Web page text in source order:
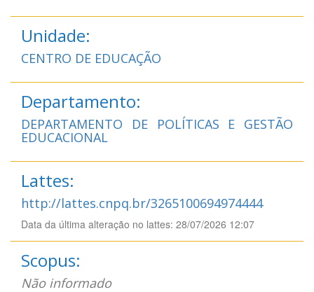
Unidade:
CENTRO DE EDUCAÇÃO
Departamento:
DEPARTAMENTO DE POLÍTICAS E GESTÃO
EDUCACIONAL
Lattes:
http://lattes.cnpq.br/3265100694974444
Data da última alteração no lattes: 28/07/2026 12:07
Scopus:
Não informado